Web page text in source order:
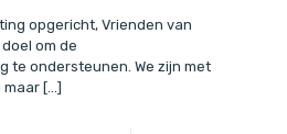
opgericht, Vrienden van
om de
te ondersteunen. We zijn met
maar […]